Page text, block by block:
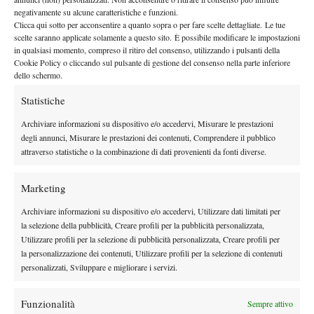
negativamente su alcune caratteristiche e funzioni.
Clicca qui sotto per acconsentire a quanto sopra o per fare scelte dettagliate. Le tue
scelte saranno applicate solamente a questo sito. È possibile modificare le impostazioni
in qualsiasi momento, compreso il ritiro del consenso, utilizzando i pulsanti della
Cookie Policy o cliccando sul pulsante di gestione del consenso nella parte inferiore
dello schermo.
Statistiche
Archiviare informazioni su dispositivo e/o accedervi, Misurare le prestazioni
degli annunci, Misurare le prestazioni dei contenuti, Comprendere il pubblico
attraverso statistiche o la combinazione di dati provenienti da fonti diverse.
Marketing
Archiviare informazioni su dispositivo e/o accedervi, Utilizzare dati limitati per
la selezione della pubblicità, Creare profili per la pubblicità personalizzata,
Utilizzare profili per la selezione di pubblicità personalizzata, Creare profili per
la personalizzazione dei contenuti, Utilizzare profili per la selezione di contenuti
personalizzati, Sviluppare e migliorare i servizi.
Funzionalità Sempre attivo
l’accesso ai primi quarti di finale Slam della sua carriera oltre
che il primo successo contro una top player. Ai quarti la strada
è poi sbarrata dalla futura finalista Karolina Pliskova, ingiocabile
in quel torneo, ma raggiungendo i quarti Ana si assicura il nuovo
best ranking di n. 52 al mondo. La grande forma e la nuova
fiducia nei propri mezzi le permettono di dare continuità a questi
finale al Premier di Mosca, passando dalle qualificazioni e
battendo la numero 21 del mondo Strycova. Chiude dunque
Dopo la preparazione invernale con il coach Goran Prpic (che ha
Slaven Hrvoj,il 2017 di Ana inizia ad Auckland, torneo che in
questa edizione gode della presenza di due leggende come
Serena e Venus Williams oltre che di un ex numero 1 del mondo
come Caroline Wozniacki.Ana sembra riprendere esattamente
raggiungendo l’atto finale
. Qui però qualcosa va storto e il titolo